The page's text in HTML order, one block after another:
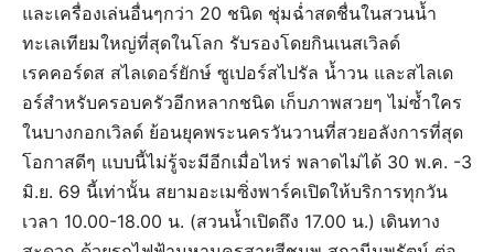
และเครื่องเล่นอื่นๆกว่า 20 ชนิด ชุ่มฉ่ำสดชื่นในสวนน้ำ
ทะเลเทียมใหญ่ที่สุดในโลก รับรองโดยกินเนสเวิลด์
เรคคอร์ดส สไลเดอร์ยักษ์ ซูเปอร์สไปรัล น้ำวน และสไลเด
อร์สำหรับครอบครัวอีกหลากชนิด เก็บภาพสวยๆ ไม่ซ้ำใคร
ในบางกอกเวิลด์ ย้อนยุคพระนครวันวานที่สวยอลังการที่สุด
โอกาสดีๆ แบบนี้ไม่รู้จะมีอีกเมื่อไหร่ พลาดไม่ได้ 30 พ.ค. -3
มิ.ย. 69 นี้เท่านั้น สยามอะเมซิ่งพาร์คเปิดให้บริการทุกวัน
เวลา 10.00-18.00 น. (สวนน้ำเปิดถึง 17.00 น.) เดินทาง